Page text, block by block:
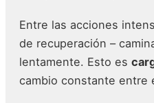
Entre las acciones
de recuperación –
lentamente. Esto es
cambio constante entre